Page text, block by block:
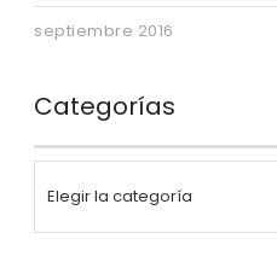
septiembre 2016
Categorías